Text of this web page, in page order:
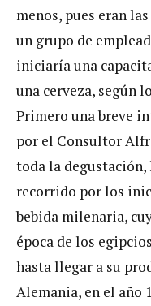
menos, pues eran
un grupo de
iniciaría una
una cerveza, según
Primero una breve
por el Consultor
toda la
recorrido por los
bebida milenaria,
época de los
hasta llegar a su
Alemania, en el año